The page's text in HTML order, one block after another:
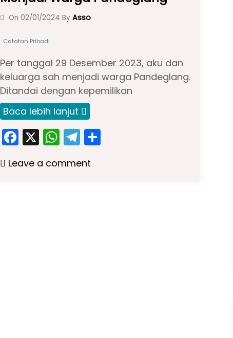
On 02/01/2024 By Asso
Catatan Pribadi
Per tanggal 29 Desember 2023, aku dan
keluarga sah menjadi warga Pandeglang.
Ditandai dengan kepemilikan
Baca lebih lanjut
F
a
c
X W
h
a
T
el
e
Leave a comment